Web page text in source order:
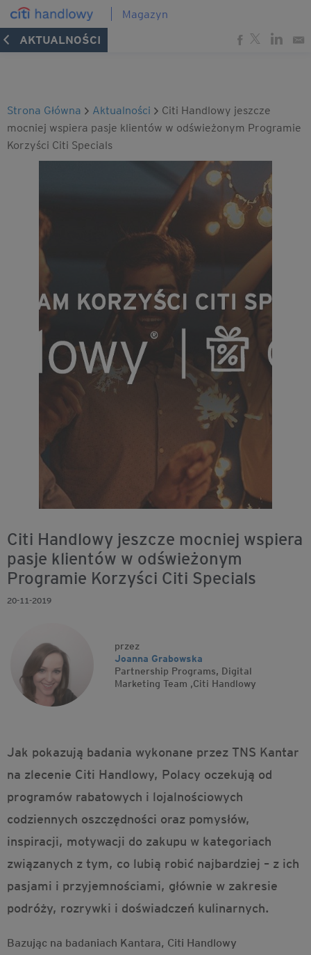
Magazyn
Strona Główna Aktualności
Citi Handlowy jeszcze
mocniej wspiera pasje klientów w odświeżonym Programie
Korzyści Citi Specials
AKTUALNOŚCI
Citi Handlowy jeszcze mocniej wspiera
pasje klientów w odświeżonym
Programie Korzyści Citi Specials
20-11-2019
przez
Joanna Grabowska
Partnership Programs, Digital
Marketing Team ,Citi Handlowy
Jak pokazują badania wykonane przez TNS Kantar
na zlecenie Citi Handlowy, Polacy oczekują od
programów rabatowych i lojalnościowych
codziennych oszczędności oraz pomysłów,
inspiracji, motywacji do zakupu w kategoriach
związanych z tym, co lubią robić najbardziej – z ich
pasjami i przyjemnościami, głównie w zakresie
podróży, rozrywki i doświadczeń kulinarnych.
Bazując na badaniach Kantara, Citi Handlowy